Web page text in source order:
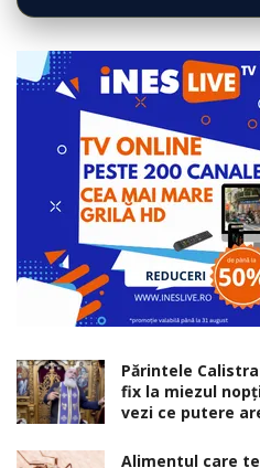
Părintele
fix la miezul
vezi ce putere
Alimentul care